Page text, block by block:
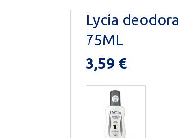
Lycia
75ML
3,59 €